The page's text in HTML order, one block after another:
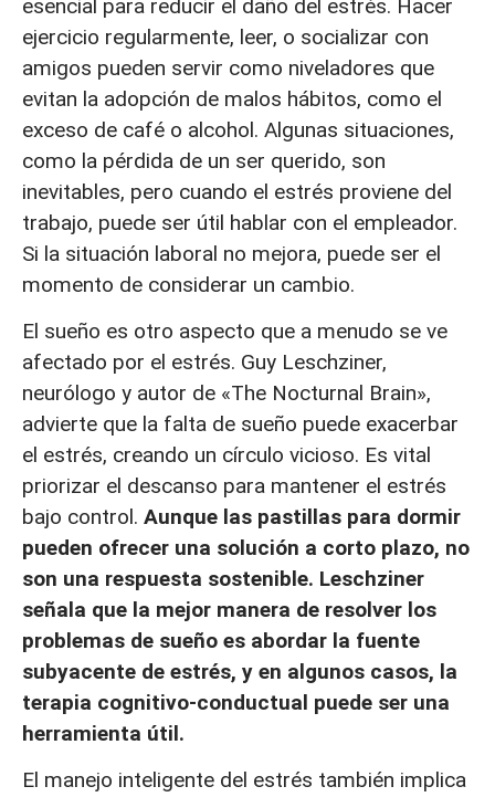
esencial para reducir el daño del estrés. Hacer
ejercicio regularmente, leer, o socializar con
amigos pueden servir como niveladores que
evitan la adopción de malos hábitos, como el
exceso de café o alcohol. Algunas situaciones,
como la pérdida de un ser querido, son
inevitables, pero cuando el estrés proviene del
trabajo, puede ser útil hablar con el empleador.
Si la situación laboral no mejora, puede ser el
momento de considerar un cambio.
El sueño es otro aspecto que a menudo se ve
afectado por el estrés. Guy Leschziner,
neurólogo y autor de «The Nocturnal Brain»,
advierte que la falta de sueño puede exacerbar
el estrés, creando un círculo vicioso. Es vital
priorizar el descanso para mantener el estrés
bajo control. Aunque las pastillas para dormir
pueden ofrecer una solución a corto plazo, no
son una respuesta sostenible. Leschziner
señala que la mejor manera de resolver los
problemas de sueño es abordar la fuente
subyacente de estrés, y en algunos casos, la
terapia cognitivo-conductual puede ser una
herramienta útil.
El manejo inteligente del estrés también implica